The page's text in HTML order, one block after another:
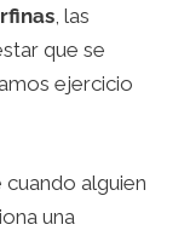
, las
que se
ejercicio
alguien
una